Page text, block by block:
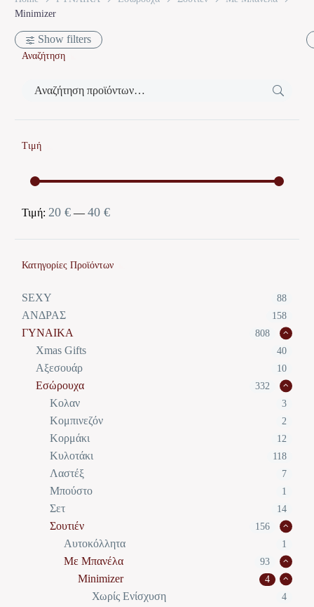
Minimizer
Show filters
Αναζήτηση
Τιμή
Ελάχιστη
Μέγιστη
Τιμή: 20 € — 40 €
Κατηγορίες Προϊόντων
SEXY 88
ΑΝΔΡΑΣ 158
ΓΥΝΑΙΚΑ 808
Xmas Gifts 40
Αξεσουάρ 10
Εσώρουχα 332
Κολαν 3
Κομπινεζόν 2
Κορμάκι 12
Κυλοτάκι 118
Λαστέξ 7
Μπούστο 1
Σετ 14
Σουτιέν 156
Αυτοκόλλητα 1
Με Μπανέλα 93
Minimizer 4
Χωρίς Ενίσχυση 4